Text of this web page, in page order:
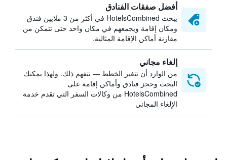
أفضل صفقات الفنادق
يبحث HotelsCombined في أكثر من 3 ملايين فندق
ومكان إقامة ويجمعهم في مكان واحد حتى تتمكن من
مقارنة أماكن الإقامة المثالية.
إلغاء مجاني
من الوارد أن تتغير الخطط — نتفهم ذلك. ولهذا يمكنك
البحث وحجز فنادق وأماكن إقامة على
HotelsCombined من وكالات السفر التي تقدم خدمة
الإلغاء المجاني